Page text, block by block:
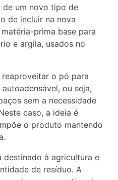
de um novo tipo de
de incluir na nova
prima base para
e argila, usados no
o pó para
ou seja,
sem a necessidade
caso, a ideia é
o produto mantendo
destinado à agricultura e
de resíduo. A